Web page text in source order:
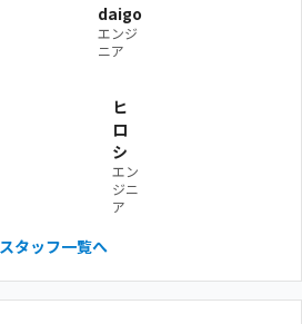
daigo
エンジ
ニア
ヒ
ロ
シ
エン
ジニ
ア
スタッフ一覧へ